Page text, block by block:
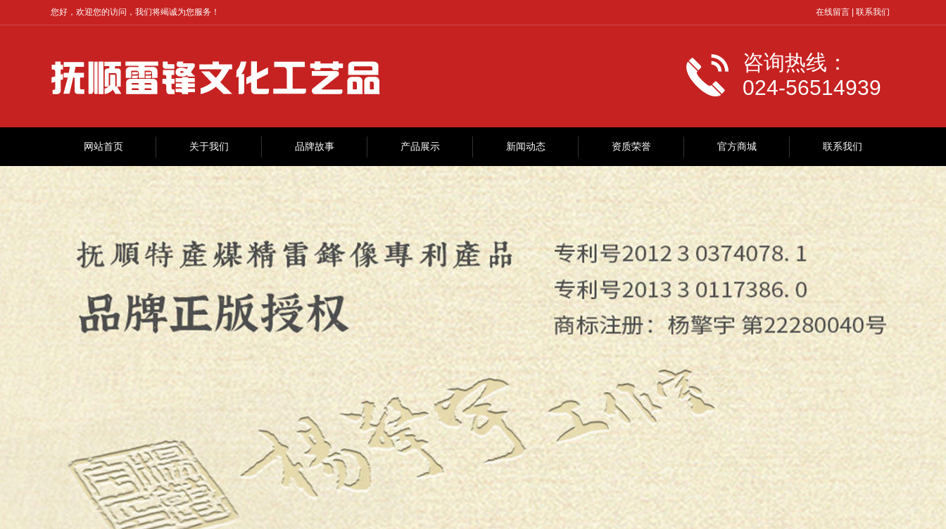
您好，欢迎您的访问，我们将竭诚为您服务！ 在线留言 联系我们
咨询热线：
024-56514939
网站首页 关于我们 品牌故事 产品展示 新闻动态 资质荣誉 官方商城 联系我们